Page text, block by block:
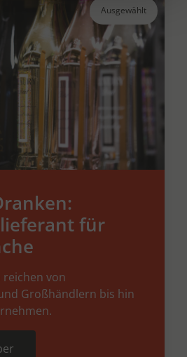
Ausgewählt
für
reichen von
Großhändlern bis hin